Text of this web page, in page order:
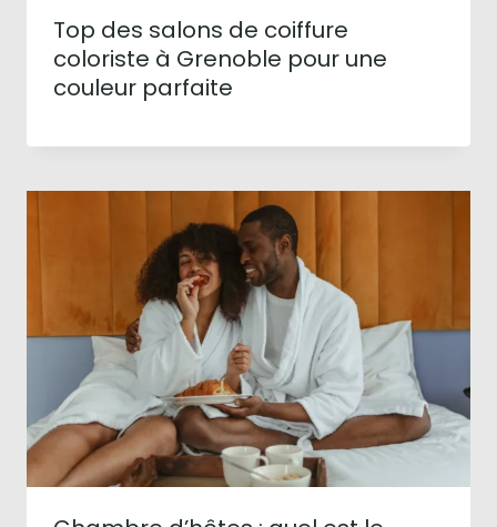
Top des salons de coiffure
coloriste à Grenoble pour une
couleur parfaite